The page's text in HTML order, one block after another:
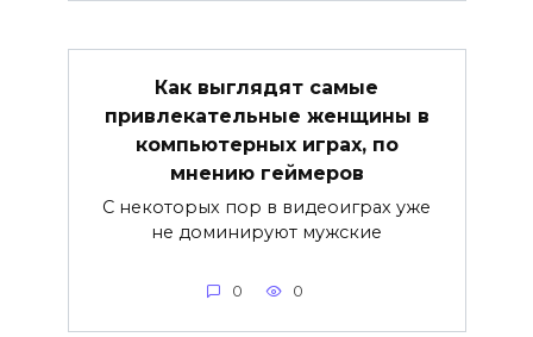
Как выглядят самые
привлекательные женщины в
компьютерных играх, по
мнению геймеров
С некоторых пор в видеоиграх уже
не доминируют мужские
0 0